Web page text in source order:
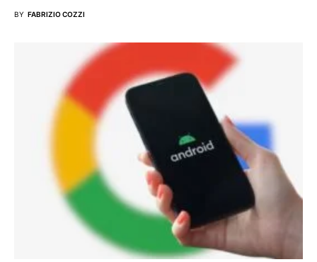
BY FABRIZIO COZZI